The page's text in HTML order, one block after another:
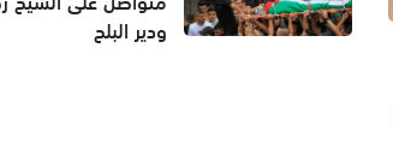
ودير البلح